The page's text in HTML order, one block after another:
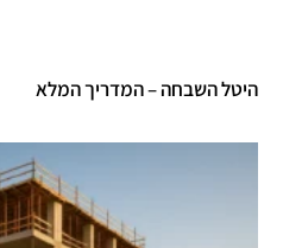
השבחה – המדריך המלא